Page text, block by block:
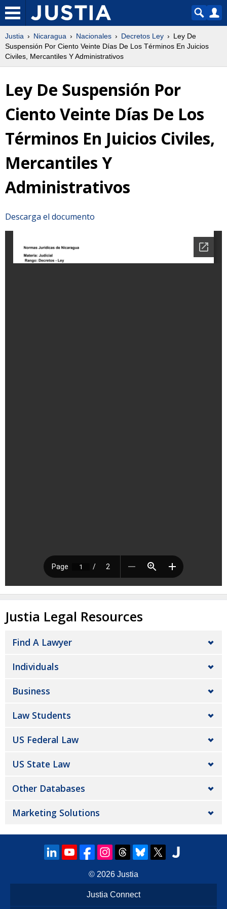
Justia Nicaragua Nacionales Decretos Ley
Ley De
Suspensión Por Ciento Veinte Días De Los Términos En Juicios
Civiles, Mercantiles Y Administrativos
Ley De Suspensión Por
Ciento Veinte Días De Los
Términos En Juicios Civiles,
Mercantiles Y
Administrativos
Descarga el documento
Justia Legal Resources
Find A Lawyer
Individuals
Business
Law Students
US Federal Law
US State Law
Other Databases
Marketing Solutions
© 2026 Justia
Justia Connect